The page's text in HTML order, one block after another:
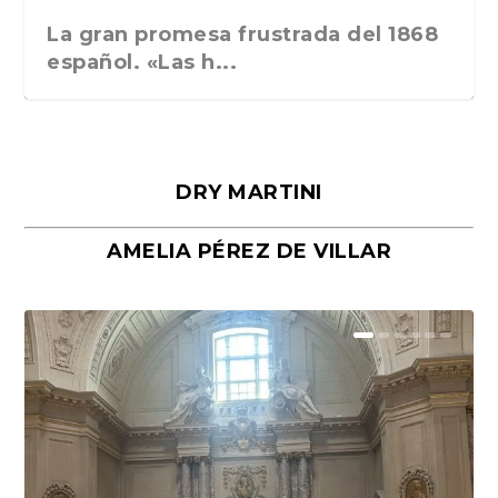
La gran promesa frustrada del 1868
español. «Las h...
Málaga, verso en azul, de Rafael
Porras y Salvador...
«La cocina hebrea. Alimentación
del pueblo judío e...
DRY MARTINI
AMELIA PÉREZ DE VILLAR